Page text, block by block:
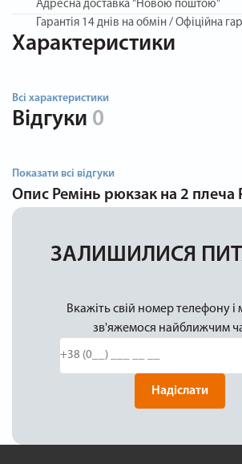
Адресна доставка "Новою поштою"
Гарантія 14 днів на обмін / Офіційна
Характеристики
Всі характеристики
Відгуки 0
Показати всі відгуки
Опис Ремінь рюкзак на 2 плеча
ЗАЛИШИЛИСЯ
Вкажіть свій номер телефону і
зв'яжемося найближчим
Надіслати